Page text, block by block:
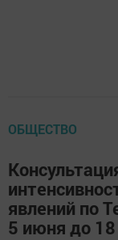
ОБЩЕСТВО
явлений по
5 июня до